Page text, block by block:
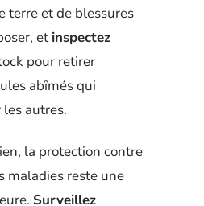
terre et de blessures
et inspectez
pour retirer
abîmés qui
autres.
la protection contre
maladies reste une
Surveillez